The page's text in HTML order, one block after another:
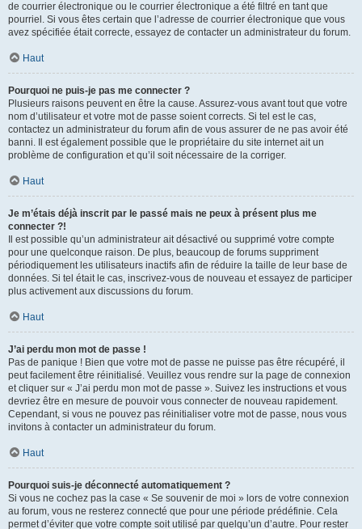
de courrier électronique ou le courrier électronique a été filtré en tant que
pourriel. Si vous êtes certain que l’adresse de courrier électronique que vous
avez spécifiée était correcte, essayez de contacter un administrateur du forum.
Haut
Pourquoi ne puis-je pas me connecter ?
Plusieurs raisons peuvent en être la cause. Assurez-vous avant tout que votre
nom d’utilisateur et votre mot de passe soient corrects. Si tel est le cas,
contactez un administrateur du forum afin de vous assurer de ne pas avoir été
banni. Il est également possible que le propriétaire du site internet ait un
problème de configuration et qu’il soit nécessaire de la corriger.
Haut
Je m’étais déjà inscrit par le passé mais ne peux à présent plus me
connecter ?!
Il est possible qu’un administrateur ait désactivé ou supprimé votre compte
pour une quelconque raison. De plus, beaucoup de forums suppriment
périodiquement les utilisateurs inactifs afin de réduire la taille de leur base de
données. Si tel était le cas, inscrivez-vous de nouveau et essayez de participer
plus activement aux discussions du forum.
Haut
J’ai perdu mon mot de passe !
Pas de panique ! Bien que votre mot de passe ne puisse pas être récupéré, il
peut facilement être réinitialisé. Veuillez vous rendre sur la page de connexion
et cliquer sur « J’ai perdu mon mot de passe ». Suivez les instructions et vous
devriez être en mesure de pouvoir vous connecter de nouveau rapidement.
Cependant, si vous ne pouvez pas réinitialiser votre mot de passe, nous vous
invitons à contacter un administrateur du forum.
Haut
Pourquoi suis-je déconnecté automatiquement ?
Si vous ne cochez pas la case « Se souvenir de moi » lors de votre connexion
au forum, vous ne resterez connecté que pour une période prédéfinie. Cela
permet d’éviter que votre compte soit utilisé par quelqu’un d’autre. Pour rester